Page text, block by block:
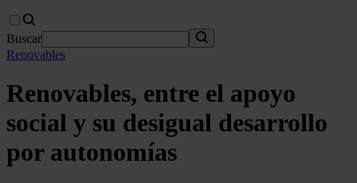
Buscar
Renovables
Renovables, entre el apoyo
social y su desigual desarrollo
por autonomías